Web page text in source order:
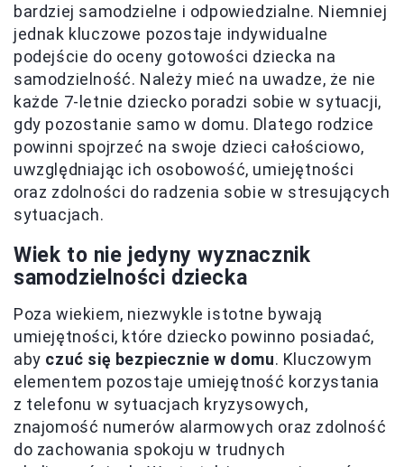
bardziej samodzielne i odpowiedzialne. Niemniej
jednak kluczowe pozostaje indywidualne
podejście do oceny gotowości dziecka na
samodzielność. Należy mieć na uwadze, że nie
każde 7-letnie dziecko poradzi sobie w sytuacji,
gdy pozostanie samo w domu. Dlatego rodzice
powinni spojrzeć na swoje dzieci całościowo,
uwzględniając ich osobowość, umiejętności
oraz zdolności do radzenia sobie w stresujących
sytuacjach.
Wiek to nie jedyny wyznacznik
samodzielności dziecka
Poza wiekiem, niezwykle istotne bywają
umiejętności, które dziecko powinno posiadać,
aby czuć się bezpiecznie w domu. Kluczowym
elementem pozostaje umiejętność korzystania
z telefonu w sytuacjach kryzysowych,
znajomość numerów alarmowych oraz zdolność
do zachowania spokoju w trudnych